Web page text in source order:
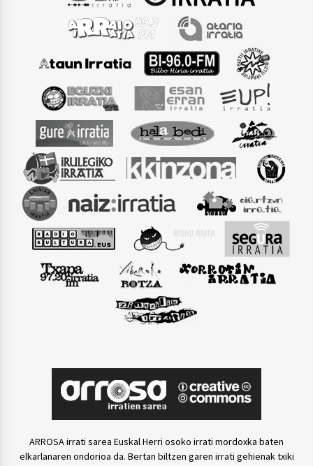
ARROSA irrati sarea Euskal Herri osoko irrati mordoxka baten
elkarlanaren ondorioa da. Bertan biltzen garen irrati gehienak txiki